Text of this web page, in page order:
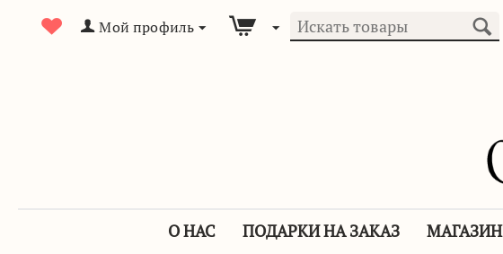
Мой профиль
О НАС ПОДАРКИ НА ЗАКАЗ МАГАЗИН